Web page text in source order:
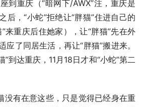
到重庆（“暗网下/AWX”注，重庆是
后，“小蛇”拒绝让“胖猫”住进自己的
来重庆后住她家），让“胖猫”先在外
应了同居生活，再让“胖猫”搬进来。
到达重庆，11月18日才和“小蛇”第二
没有在意这些，只是觉得已经身在重